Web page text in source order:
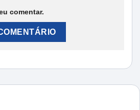
comentar.